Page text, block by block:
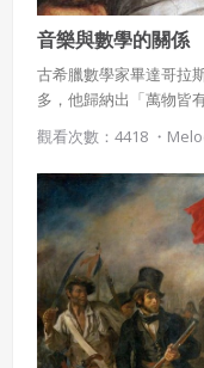
音樂與數學的關係
古希臘數學家畢達哥拉
多，他歸納出「萬物皆
觀看次數：4418 ・